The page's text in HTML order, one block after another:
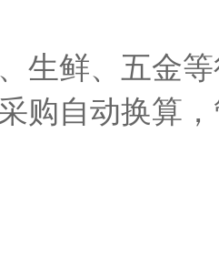
生鲜、五金
购自动换算